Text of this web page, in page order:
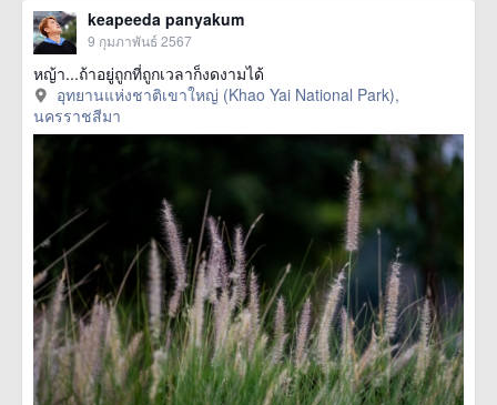
keapeeda panyakum
9 กุมภาพันธ์ 2567
หญ้า...ถ้าอยู่ถูกที่ถูกเวลาก็งดงามได้
อุทยานแห่งชาติเขาใหญ่ (Khao Yai National Park),
นครราชสีมา